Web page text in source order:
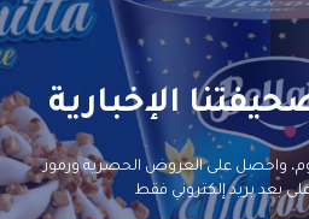
الإخبارية
واحصل على العروض الحصرية ورموز
بعد بريد إلكتروني فقط